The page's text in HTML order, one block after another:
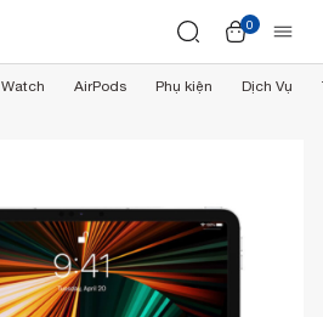
0
Watch AirPods Phụ kiện Dịch Vụ